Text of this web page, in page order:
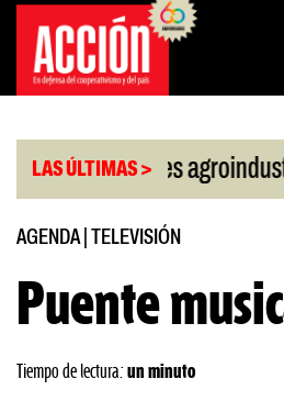
Saltar
contenido
LAS ÚLTIMAS >
AGENDA| TELEVISIÓN
Puente
Tiempo de lectura: un minuto